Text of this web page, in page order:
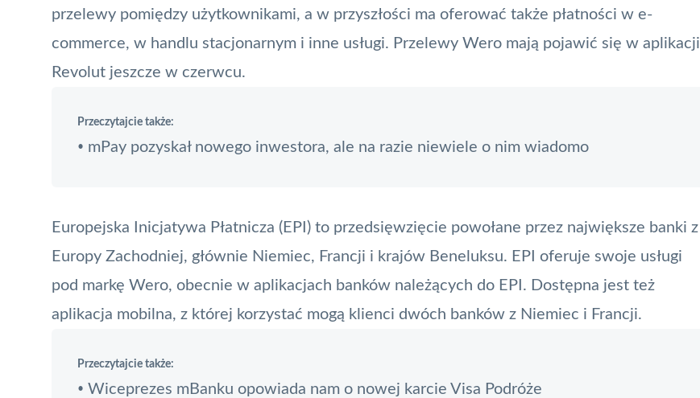
przelewy pomiędzy użytkownikami, a w przyszłości ma oferować także płatności w e-
commerce, w handlu stacjonarnym i inne usługi. Przelewy Wero mają pojawić się w aplikacji
Revolut jeszcze w czerwcu.
Przeczytajcie także:
• mPay pozyskał nowego inwestora, ale na razie niewiele o nim wiadomo
Europejska Inicjatywa Płatnicza (EPI) to przedsięwzięcie powołane przez największe banki z
Europy Zachodniej, głównie Niemiec, Francji i krajów Beneluksu. EPI oferuje swoje usługi
pod markę Wero, obecnie w aplikacjach banków należących do EPI. Dostępna jest też
aplikacja mobilna, z której korzystać mogą klienci dwóch banków z Niemiec i Francji.
Przeczytajcie także:
• Wiceprezes mBanku opowiada nam o nowej karcie Visa Podróże